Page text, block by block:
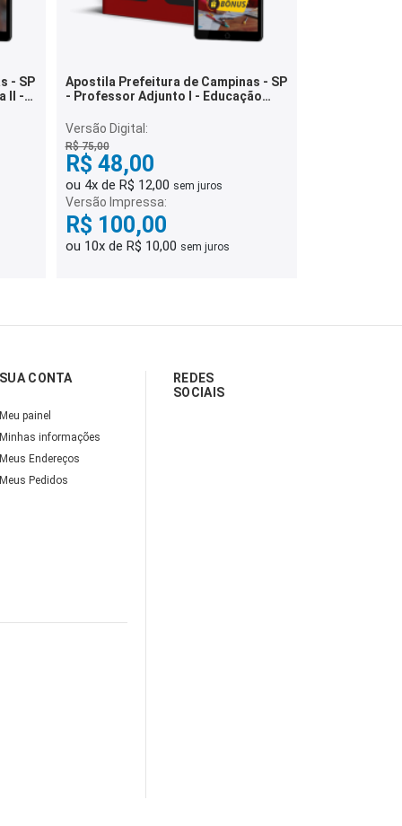
- SP
II -
Apostila Prefeitura de Campinas - SP
- Professor Adjunto I - Educação
Fundamental
Versão Digital:
R$ 75,00
R$ 48,00
ou 4x de R$ 12,00 sem juros
Versão Impressa:
R$ 100,00
ou 10x de R$ 10,00 sem juros
SUA CONTA
Meu painel
Minhas informações
Meus Endereços
Meus Pedidos
REDES
SOCIAIS